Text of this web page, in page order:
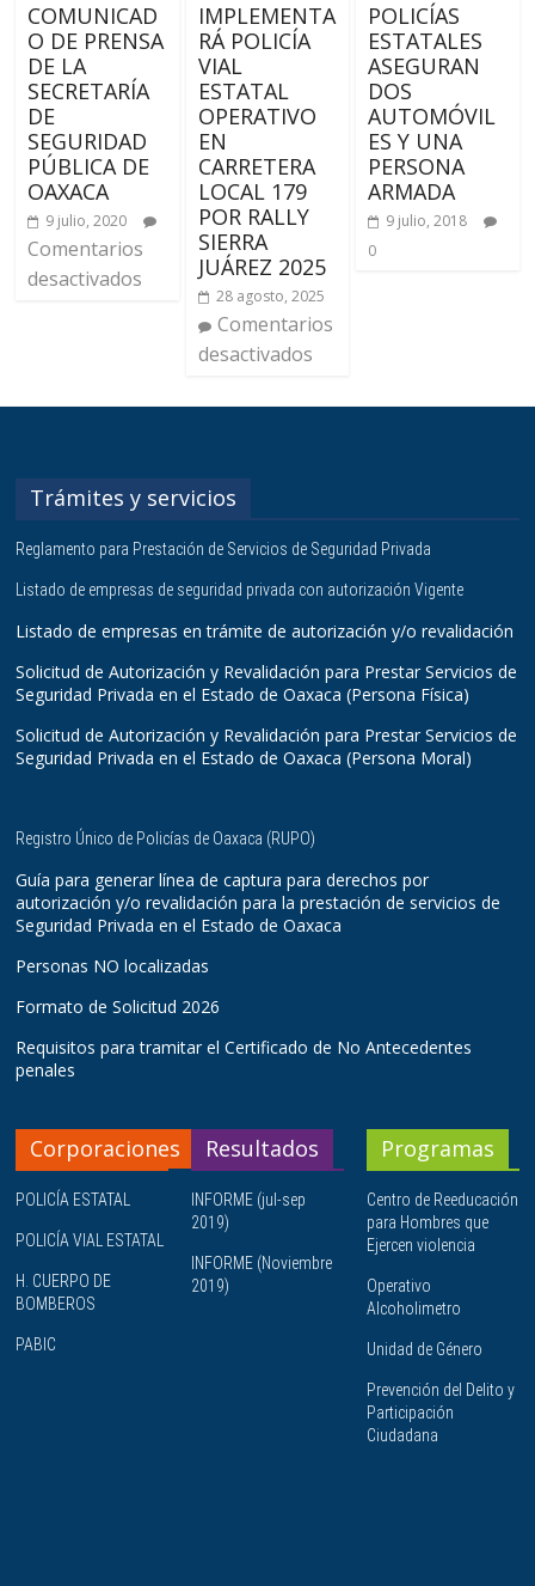
COMUNICAD
O DE PRENSA
DE LA
SECRETARÍA
DE
SEGURIDAD
PÚBLICA DE
OAXACA
9 julio, 2020
Comentarios
desactivados
IMPLEMENTA
RÁ POLICÍA
VIAL
ESTATAL
OPERATIVO
EN
CARRETERA
LOCAL 179
POR RALLY
SIERRA
JUÁREZ 2025
28 agosto, 2025
Comentarios
desactivados
POLICÍAS
ESTATALES
ASEGURAN
DOS
AUTOMÓVIL
ES Y UNA
PERSONA
ARMADA
9 julio, 2018
0
Trámites y servicios
Reglamento para Prestación de Servicios de Seguridad Privada
Listado de empresas de seguridad privada con autorización Vigente
Listado de empresas en trámite de autorización y/o revalidación
Solicitud de Autorización y Revalidación para Prestar Servicios de
Seguridad Privada en el Estado de Oaxaca (Persona Física)
Solicitud de Autorización y Revalidación para Prestar Servicios de
Seguridad Privada en el Estado de Oaxaca (Persona Moral)
Registro Único de Policías de Oaxaca (RUPO)
Guía para generar línea de captura para derechos por
autorización y/o revalidación para la prestación de servicios de
Seguridad Privada en el Estado de Oaxaca
Personas NO localizadas
Formato de Solicitud 2026
Requisitos para tramitar el Certificado de No Antecedentes
penales
Corporaciones
POLICÍA ESTATAL
POLICÍA VIAL ESTATAL
H. CUERPO DE
BOMBEROS
PABIC
Resultados
INFORME (jul-sep
2019)
INFORME (Noviembre
2019)
Programas
Centro de Reeducación
para Hombres que
Ejercen violencia
Operativo
Alcoholimetro
Unidad de Género
Prevención del Delito y
Participación
Ciudadana